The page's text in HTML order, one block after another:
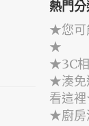
熱門分
★您可
★
★3C
★湊免
看這
★廚房